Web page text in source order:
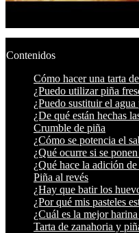
Contenidos
Cómo hacer una tarta
¿Puedo utilizar piña
¿Puedo sustituir el
¿De qué están hechas
Crumble de piña
¿Cómo se potencia el
¿Qué ocurre si se
¿Qué hace la adición
Piña al revés
¿Hay que batir los
¿Por qué mis pasteles
¿Cuál es la mejor
Tarta de zanahoria y